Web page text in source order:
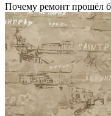
Почему ремонт прошёл